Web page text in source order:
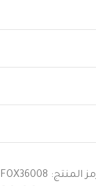
المنتج: FOX36008